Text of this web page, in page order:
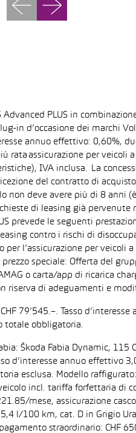
PLUS in
in d’occasione dei marchi
annuo effettivo: 0,60%,
assicurazione per veicoli
IVA inclusa. La
del contratto di
deve avere più di 8 anni
di leasing già
prevede le seguenti
contro i rischi di
l’assicurazione per veicoli
prezzo speciale: Offerta del
o carta/app di ricarica
riserva di adeguamenti e
79’545.–. Tasso
totale obbligatoria.
Škoda Fabia Dynamic,
d’interesse annuo effettivo
esclusa. Modello
incl. tariffa forfettaria di
mese, assicurazione
l/100 km, cat. D in Grigio
straordinario: CHF